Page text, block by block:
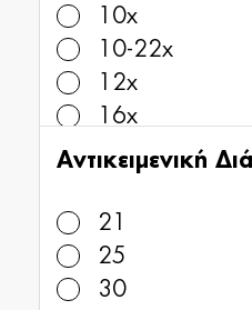
10x
10-22x
12x
16x
Αντικειμενική
21
25
30